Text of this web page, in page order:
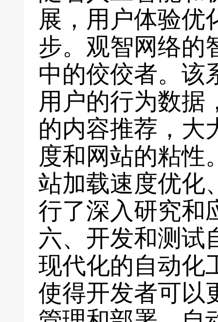
展，用户体验优
步。观智网络的
中的佼佼者。该
用户的行为数据
的内容推荐，大
度和网站的粘性
站加载速度优化
行了深入研究和
六、开发和测试
现代化的自动化
使得开发者可以